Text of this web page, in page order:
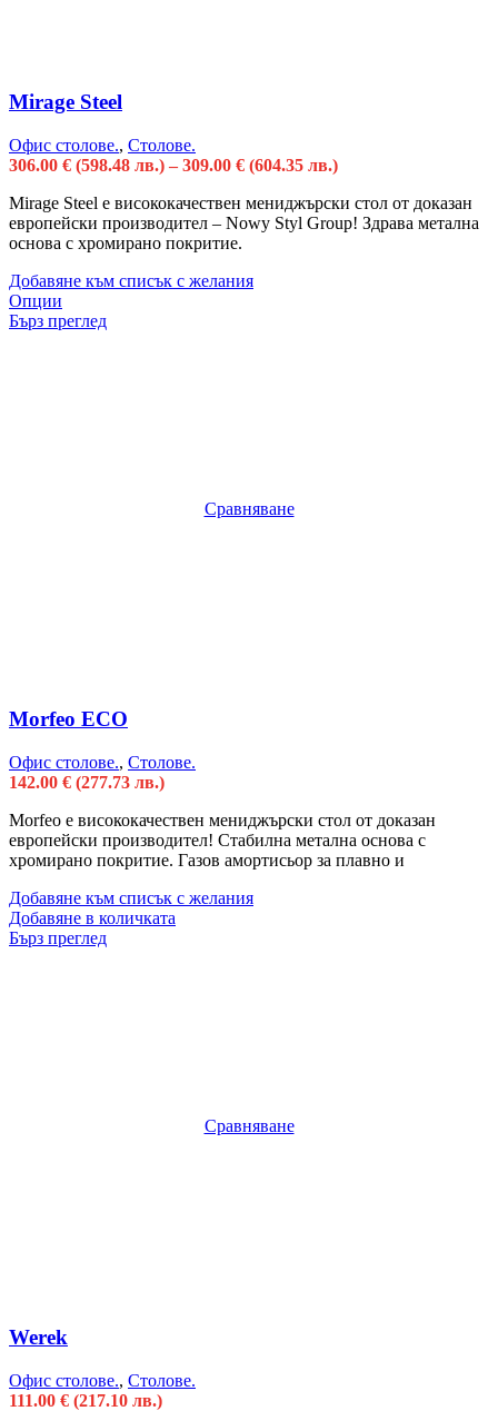
Mirage Steel
Офис столове., Столове.
306.00 € (598.48 лв.) – 309.00 € (604.35 лв.)
Mirage Steel е висококачествен мениджърски стол от доказан
европейски производител – Nowy Styl Group! Здрава метална
основа с хромирано покритие.
Добавяне към списък с желания
Опции
Бърз преглед
Сравняване
Morfeo ECO
Офис столове., Столове.
142.00 € (277.73 лв.)
Morfeo е висококачествен мениджърски стол от доказан
европейски производител! Стабилна метална основа с
хромирано покритие. Газов амортисьор за плавно и
Добавяне към списък с желания
Добавяне в количката
Бърз преглед
Сравняване
Werek
Офис столове., Столове.
111.00 € (217.10 лв.)